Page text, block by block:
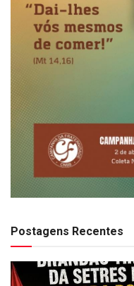
Postagens Recentes